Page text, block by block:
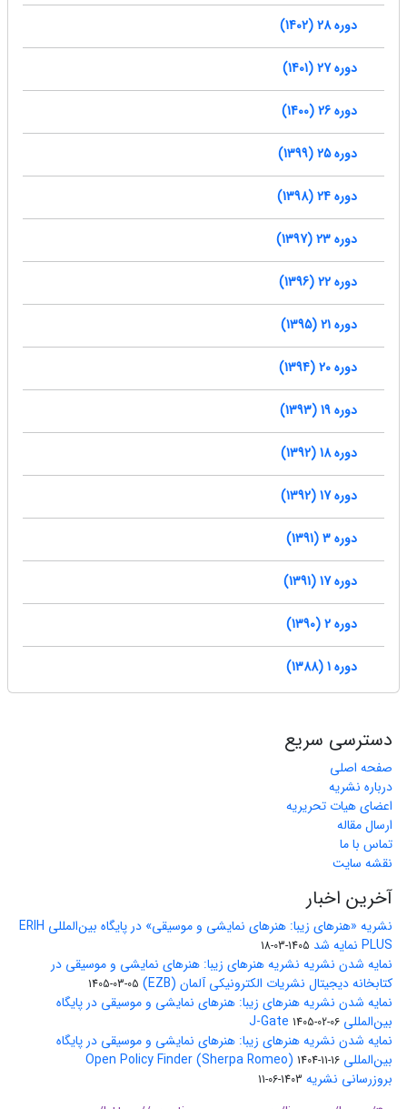
دوره 28 (1402)
دوره 27 (1401)
دوره 26 (1400)
دوره 25 (1399)
دوره 24 (1398)
دوره 23 (1397)
دوره 22 (1396)
دوره 21 (1395)
دوره 20 (1394)
دوره 19 (1393)
دوره 18 (1392)
دوره 17 (1392)
دوره 3 (1391)
دوره 17 (1391)
دوره 2 (1390)
دوره 1 (1388)
دسترسی سریع
صفحه اصلی
درباره نشریه
اعضای هیات تحریریه
ارسال مقاله
تماس با ما
نقشه سایت
آخرین اخبار
نشریه «هنرهای زیبا: هنرهای نمایشی و موسیقی» در پایگاه بین‌المللی ERIH
PLUS نمایه شد
1405-03-18
نمایه شدن نشریه نشریه هنرهای زیبا: هنرهای نمایشی و موسیقی در
کتابخانه دیجیتال نشریات الکترونیکی آلمان (EZB)
1405-03-05
نمایه شدن نشریه هنرهای زیبا: هنرهای نمایشی و موسیقی در پایگاه
بین‌المللی J-Gate 1405-02-06
نمایه شدن نشریه هنرهای زیبا: هنرهای نمایشی و موسیقی در پایگاه
بین‌المللی Open Policy Finder (Sherpa Romeo) 1404-11-16
بروزرسانی نشریه 1403-06-11